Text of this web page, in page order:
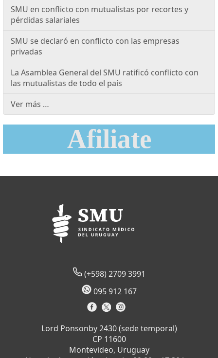
SMU en conflicto con mutualistas por recortes y
pérdidas salariales
SMU se declaró en conflicto con las empresas
privadas
La Asamblea General del SMU ratificó conflicto con
las mutualistas de todo el país
Ver más …
Afiliate
(+598) 2709 3991
095 912 167
Lord Ponsonby 2430 (sede temporal)
CP 11600
Montevideo, Uruguay